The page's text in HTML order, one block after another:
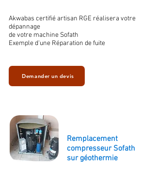
Akwabas certifié artisan RGE réalisera votre
dépannage
de votre machine Sofath
Exemple d'une Réparation de fuite
Demander un devis
Remplacement
compresseur Sofath
sur géothermie